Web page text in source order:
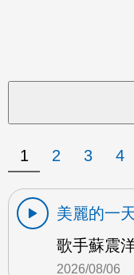
1 2 3 4
美麗的一
歌手蘇震
2026/08/06